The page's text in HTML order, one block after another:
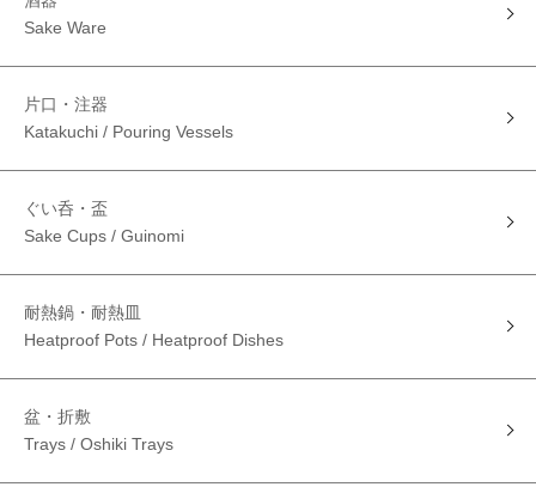
Sake Ware
片口・注器
Katakuchi / Pouring Vessels
ぐい呑・盃
Sake Cups / Guinomi
耐熱鍋・耐熱皿
Heatproof Pots / Heatproof Dishes
盆・折敷
Trays / Oshiki Trays